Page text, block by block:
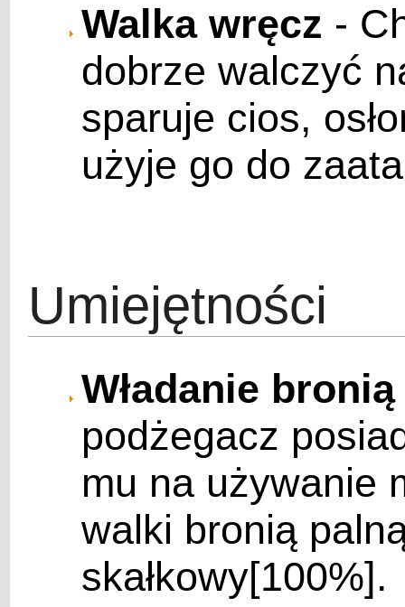
Walka wręcz -
dobrze walczyć
sparuje cios,
użyje go do
Umiejętności
Władanie
podżegacz
mu na używanie
walki bronią
skałkowy[100%].